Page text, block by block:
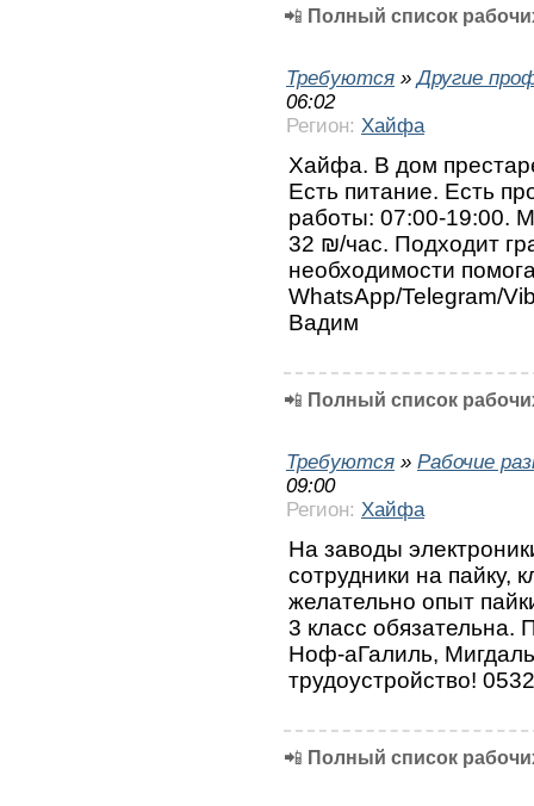
📲 Полный список
Требуются »Другие
06:02
Регион: Хайфа
Хайфа. В дом
Есть питание. Есть
работы: 07:00-19:00.
32 ₪/час. Подходит
необходимости
WhatsApp/Telegram/
Вадим
📲 Полный список
Требуются » Рабочие
09:00
Регион: Хайфа
На заводы
сотрудники на пайку,
желательно опыт
3 класс
Ноф-аГалиль,
трудоустройство!
📲 Полный список